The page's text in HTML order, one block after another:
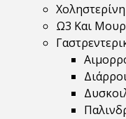
Χοληστερίνη
Ω3 Και